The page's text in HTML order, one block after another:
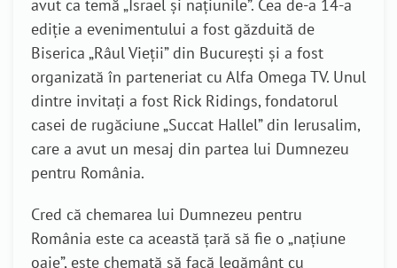
avut ca temă „Israel și națiunile”. Cea de-a 14-a
ediție a evenimentului a fost găzduită de
Biserica „Râul Vieții” din București și a fost
organizată în parteneriat cu Alfa Omega TV. Unul
dintre invitați a fost Rick Ridings, fondatorul
casei de rugăciune „Succat Hallel” din Ierusalim,
care a avut un mesaj din partea lui Dumnezeu
pentru România.
Cred că chemarea lui Dumnezeu pentru
România este ca această țară să fie o „națiune
oaie”, este chemată să facă legământ cu